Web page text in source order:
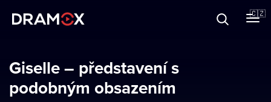
🇨🇿
Giselle – představení s
podobným obsazením